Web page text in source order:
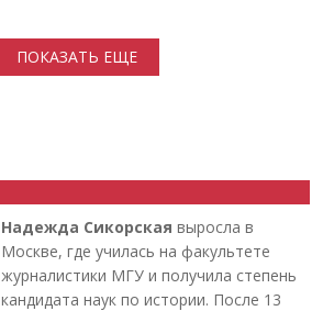
ПОКАЗАТЬ ЕЩЕ
Надежда Сикорская выросла в
Москве, где училась на факультете
журналистики МГУ и получила степень
кандидата наук по истории. После 13